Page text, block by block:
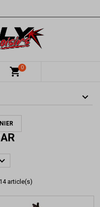
shopping_cart0
article(s)